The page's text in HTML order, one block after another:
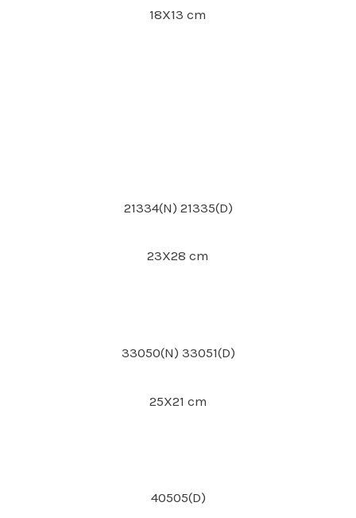
18X13 cm
21334(N) 21335(D)
23X28 cm
33050(N) 33051(D)
25X21 cm
40505(D)